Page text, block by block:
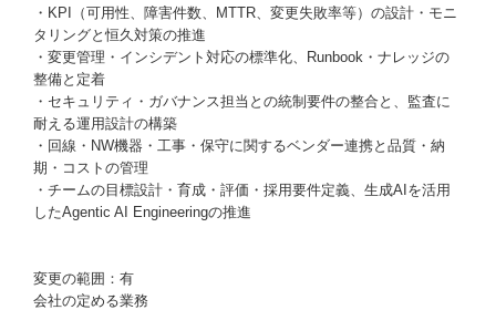
・KPI（可用性、障害件数、MTTR、変更失敗率等）の設計・モニ
タリングと恒久対策の推進
・変更管理・インシデント対応の標準化、Runbook・ナレッジの
整備と定着
・セキュリティ・ガバナンス担当との統制要件の整合と、監査に
耐える運用設計の構築
・回線・NW機器・工事・保守に関するベンダー連携と品質・納
期・コストの管理
・チームの目標設計・育成・評価・採用要件定義、生成AIを活用
したAgentic AI Engineeringの推進
変更の範囲：有
会社の定める業務